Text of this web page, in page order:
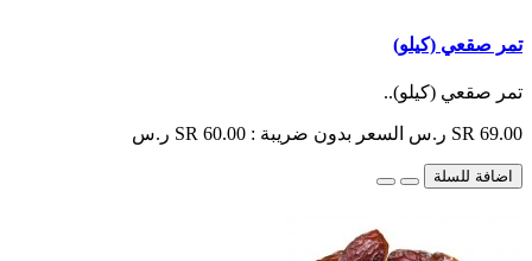
تمر صقعي (كيلو)
تمر صقعي (كيلو)..
SR 69.00 ر.س السعر بدون ضريبة : SR 60.00 ر.س
اضافة للسلة